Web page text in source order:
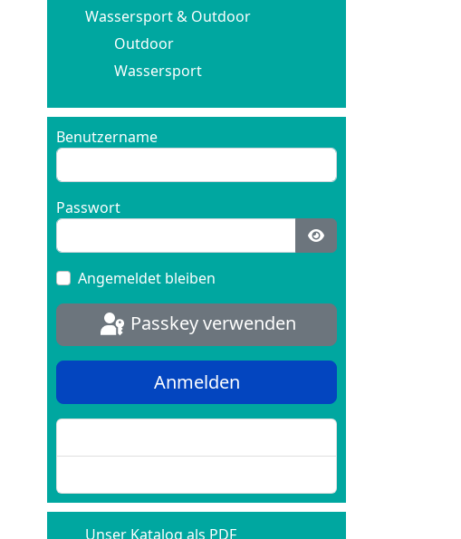
Wassersport & Outdoor
Outdoor
Wassersport
Benutzername
Passwort
Passwort anzeigen
Angemeldet bleiben
Passkey verwenden
Anmelden
Unser Katalog als PDF